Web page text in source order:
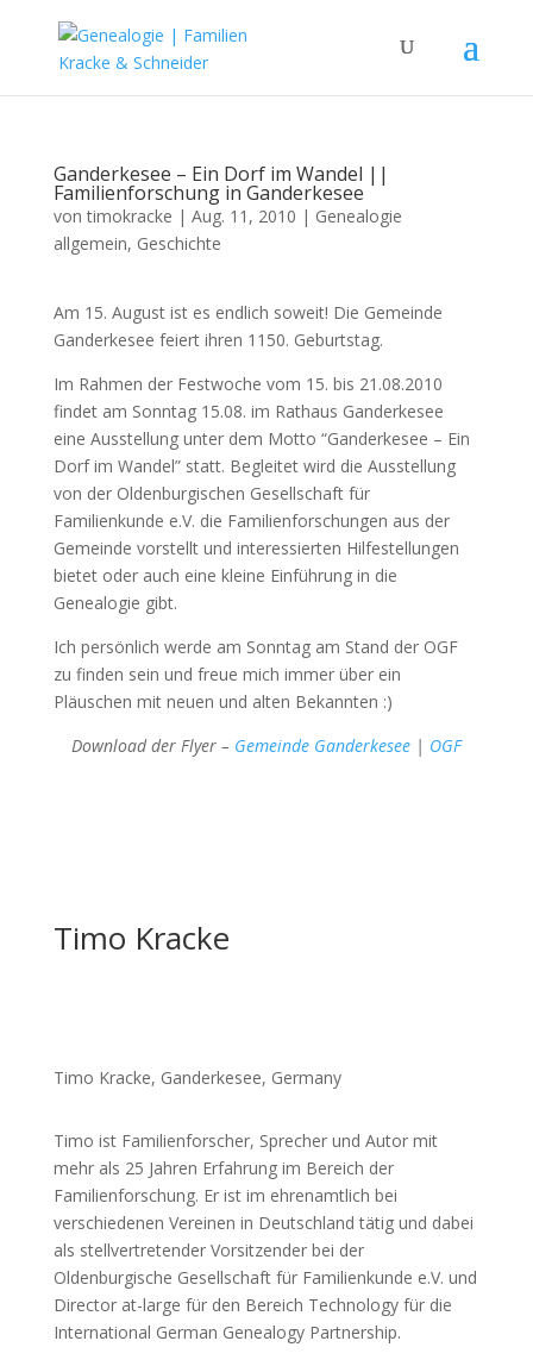
Ganderkesee – Ein Dorf im Wandel ||
Familienforschung in Ganderkesee
vontimokracke | Aug. 11, 2010 | Genealogie
allgemein, Geschichte
Am 15. August ist es endlich soweit! Die Gemeinde
Ganderkesee feiert ihren 1150. Geburtstag.
Im Rahmen der Festwoche vom 15. bis 21.08.2010
findet am Sonntag 15.08. im Rathaus Ganderkesee
eine Ausstellung unter dem Motto “Ganderkesee – Ein
Dorf im Wandel” statt. Begleitet wird die Ausstellung
von der Oldenburgischen Gesellschaft für
Familienkunde e.V. die Familienforschungen aus der
Gemeinde vorstellt und interessierten Hilfestellungen
bietet oder auch eine kleine Einführung in die
Genealogie gibt.
Ich persönlich werde am Sonntag am Stand der OGF
zu finden sein und freue mich immer über ein
Pläuschen mit neuen und alten Bekannten :)
Download der Flyer – Gemeinde Ganderkesee| OGF
Timo Kracke
Timo Kracke, Ganderkesee, Germany
Timo ist Familienforscher, Sprecher und Autor mit
mehr als 25 Jahren Erfahrung im Bereich der
Familienforschung. Er ist im ehrenamtlich bei
verschiedenen Vereinen in Deutschland tätig und dabei
als stellvertretender Vorsitzender bei der
Oldenburgische Gesellschaft für Familienkunde e.V. und
Director at-large für den Bereich Technology für die
International German Genealogy Partnership.